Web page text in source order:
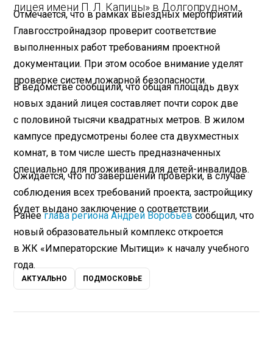
лицея имени П. Л. Капицы» в Долгопрудном.
Отмечается, что в рамках выездных мероприятий
Главгосстройнадзор проверит соответствие
выполненных работ требованиям проектной
документации. При этом особое внимание уделят
проверке систем пожарной безопасности.
В ведомстве сообщили, что общая площадь двух
новых зданий лицея составляет почти сорок две
с половиной тысячи квадратных метров. В жилом
кампусе предусмотрены более ста двухместных
комнат, в том числе шесть предназначенных
специально для проживания для детей-инвалидов.
Ожидается, что по завершении проверки, в случае
соблюдения всех требований проекта, застройщику
будет выдано заключение о соответствии.
Ранееглава региона Андрей Воробьевсообщил, что
новый образовательный комплекс откроется
в ЖК «Императорские Мытищи» к началу учебного
года.
АКТУАЛЬНО ПОДМОСКОВЬЕ